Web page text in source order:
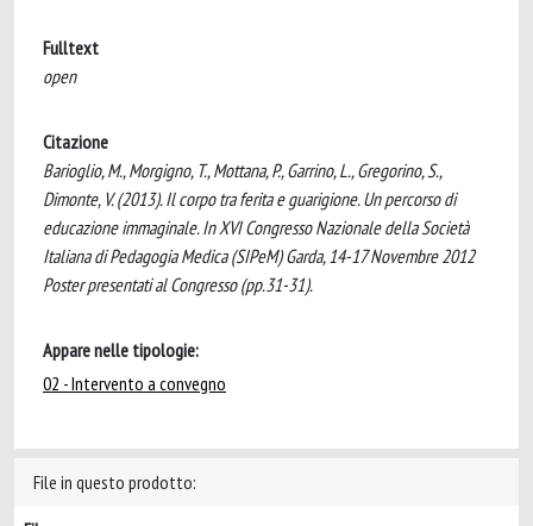
Fulltext
open
Citazione
Barioglio, M., Morgigno, T., Mottana, P., Garrino, L., Gregorino, S.,
Dimonte, V. (2013). Il corpo tra ferita e guarigione. Un percorso di
educazione immaginale. In XVI Congresso Nazionale della Società
Italiana di Pedagogia Medica (SIPeM) Garda, 14-17 Novembre 2012
Poster presentati al Congresso (pp.31-31).
Appare nelle tipologie:
02 - Intervento a convegno
File in questo prodotto: